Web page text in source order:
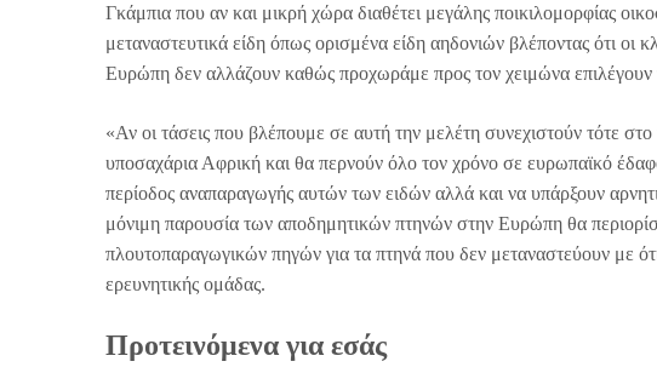
Γκάμπια που αν και μικρή χώρα διαθέτει μεγάλης ποικιλομορφίας
μεταναστευτικά είδη όπως ορισμένα είδη αηδονιών βλέποντας ότι οι
Ευρώπη δεν αλλάζουν καθώς προχωράμε προς τον χειμώνα επιλέγουν
«Αν οι τάσεις που βλέπουμε σε αυτή την μελέτη συνεχιστούν τότε
υποσαχάρια Αφρική και θα περνούν όλο τον χρόνο σε ευρωπαϊκό
περίοδος αναπαραγωγής αυτών των ειδών αλλά και να υπάρξουν
μόνιμη παρουσία των αποδημητικών πτηνών στην Ευρώπη θα
πλουτοπαραγωγικών πηγών για τα πτηνά που δεν μεταναστεύουν με
ερευνητικής ομάδας.
Προτεινόμενα για εσάς